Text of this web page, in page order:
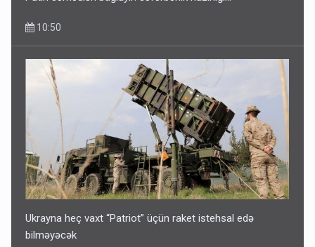
10:50
Ukrayna heç vaxt “Patriot” üçün raket istehsal edə
bilməyəcək